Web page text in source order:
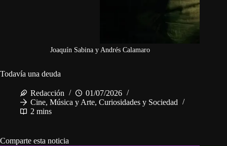
Joaquín Sabina y Andrés Calamaro
Todavía una deuda
Redacción
01/07/2026
Cine, Música y Arte, Curiosidades y Sociedad
2 mins
Comparte esta noticia